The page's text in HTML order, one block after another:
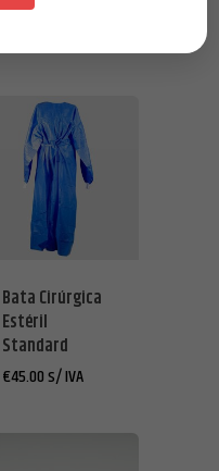
€0.41
Bata Cirúrgica
Estéril
Standard
€45.00s/ IVA